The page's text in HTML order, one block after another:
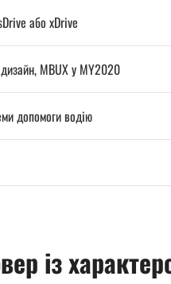
або xDrive
MBUX у MY2020
допомоги водію
із